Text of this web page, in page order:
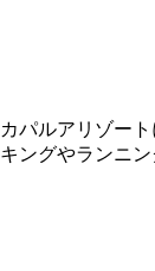
カパルアリゾー
キングやランニン